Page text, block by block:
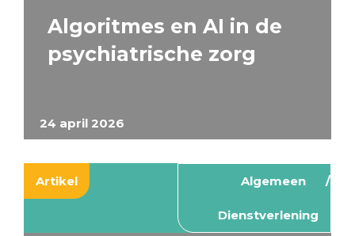
24 april 2026
Algoritmes en AI in de
psychiatrische zorg
Artikel Algemeen
Dienstverlening